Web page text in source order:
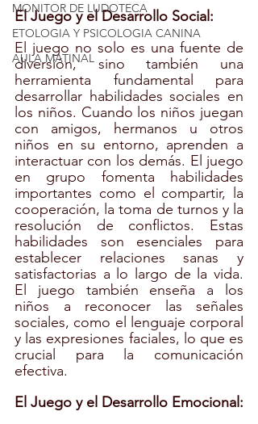
MONITOR DE LUDOTECA
ETOLOGIA Y PSICOLOGIA CANINA
AULA MATINAL
El Juego y el Desarrollo Social:
El juego no solo es una fuente de
diversión, sino también una
herramienta fundamental para
desarrollar habilidades sociales en
los niños. Cuando los niños juegan
con amigos, hermanos u otros
niños en su entorno, aprenden a
interactuar con los demás. El juego
en grupo fomenta habilidades
importantes como el compartir, la
cooperación, la toma de turnos y la
resolución de conflictos. Estas
habilidades son esenciales para
establecer relaciones sanas y
satisfactorias a lo largo de la vida.
El juego también enseña a los
niños a reconocer las señales
sociales, como el lenguaje corporal
y las expresiones faciales, lo que es
crucial para la comunicación
efectiva.
El Juego y el Desarrollo Emocional: